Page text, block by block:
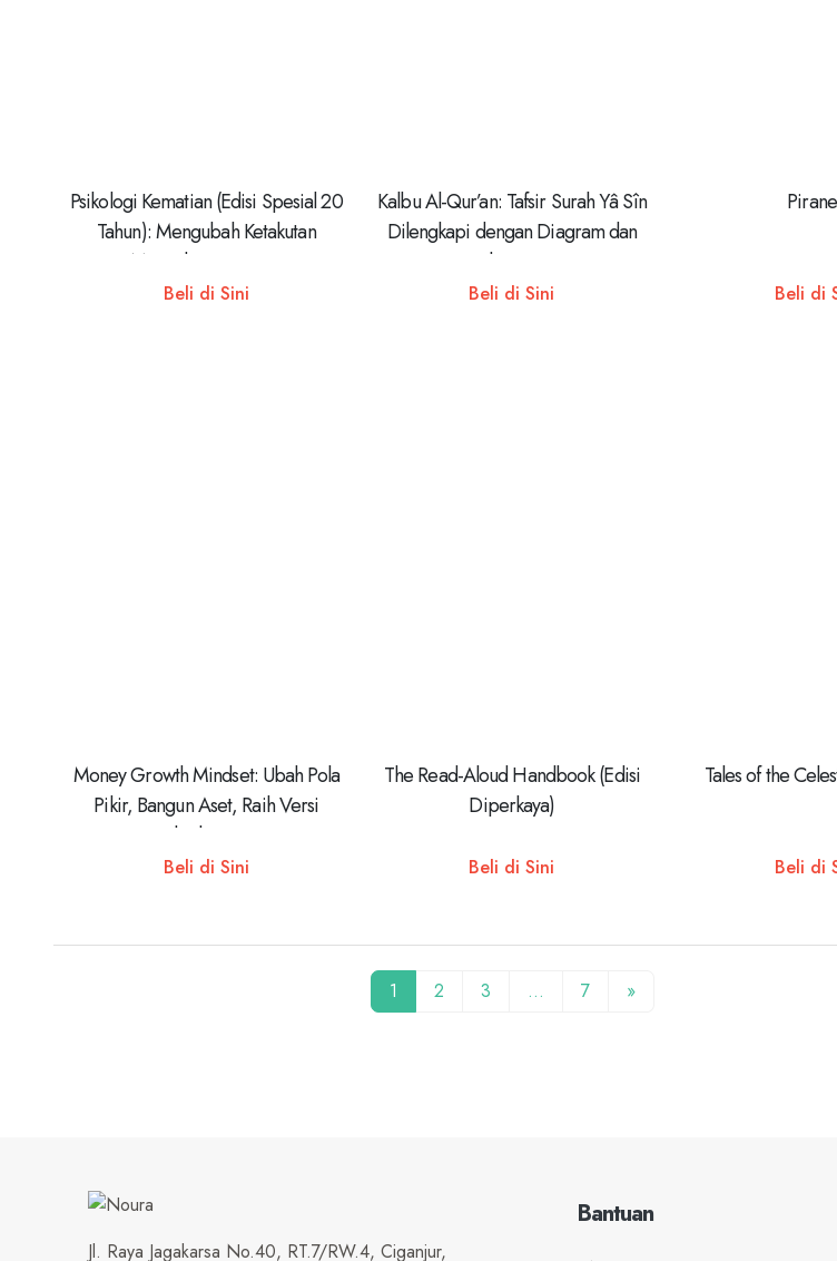
Psikologi Kematian (Edisi Spesial 20
Tahun): Mengubah Ketakutan
Menjadi Optimisme
Beli di Sini
Kalbu Al-Qur’an: Tafsir Surah Yâ Sîn
Dilengkapi dengan Diagram dan
Ilustrasi
Beli di Sini Beli di
Money Growth Mindset: Ubah Pola
Pikir, Bangun Aset, Raih Versi
Terbaik Dirimu
Beli di Sini
The Read-Aloud Handbook (Edisi
Diperkaya)
Beli di Sini
Tales of the
Beli di
1 2 3 … 7 »
Jl. Raya Jagakarsa No.40, RT.7/RW.4, Ciganjur,
Bantuan